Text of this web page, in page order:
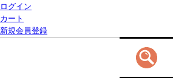
ログイン
カート
新規会員登録